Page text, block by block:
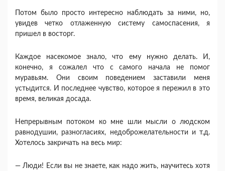
Потом было просто интересно наблюдать за ними, но,
увидев четко отлаженную систему самоспасения, я
пришел в восторг.
Каждое насекомое знало, что ему нужно делать. И,
конечно, я сожалел что с самого начала не помог
муравьям. Они своим поведением заставили меня
устыдится. И последнее чувство, которое я пережил в это
время, великая досада.
Непрерывным потоком ко мне шли мысли о людском
равнодушии, разногласиях, недоброжелательности и т.д.
Хотелось закричать на весь мир:
— Люди! Если вы не знаете, как надо жить, научитесь хотя